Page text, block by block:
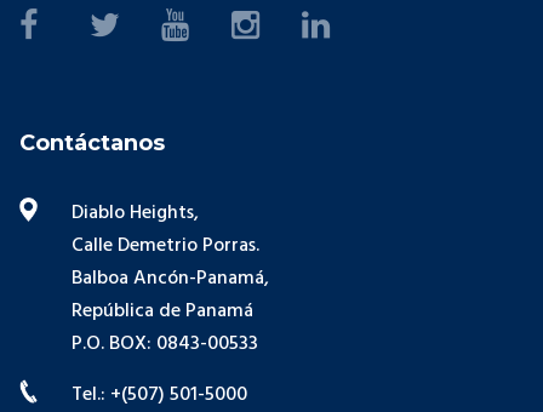
Contáctanos
Diablo Heights,
Calle Demetrio Porras.
Balboa Ancón-Panamá,
República de Panamá
P.O. BOX: 0843-00533
Tel.: +(507) 501-5000